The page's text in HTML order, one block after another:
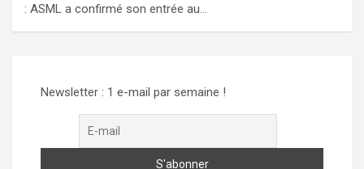
: ASML a confirmé son entrée au…
Newsletter : 1 e-mail par semaine !